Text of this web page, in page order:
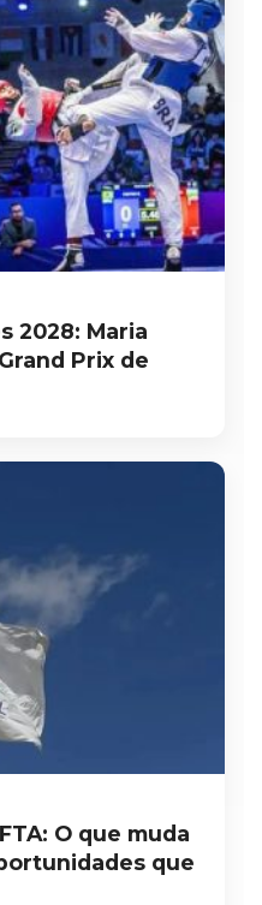
2028: Maria
Prix de
O que muda
que